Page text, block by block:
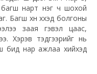
багш нарт нэг ч шохой
Багш хүн хүүхэд болгоны
заая гэвэл цаас,
Хэрэв тэдгээрийг нь
бид нар ажлаа хийхэд